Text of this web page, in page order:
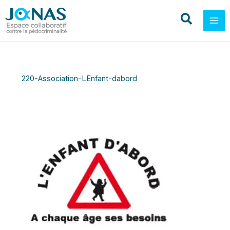
Aller
au
contenu
220-Association-LEnfant-dabord